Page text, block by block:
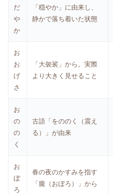
だ
や
か
「穏やか」に由来し、
静かで落ち着いた状態
お
お
げ
さ
「大袈裟」から。実際
より大きく見せること
お
の
の
く
古語「をののく（震え
る）」が由来
お
ぼ
ろ
春の夜のかすみを指す
「朧（おぼろ）」から